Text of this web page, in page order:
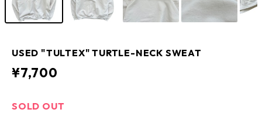
USED "TULTEX" TURTLE-NECK SWEAT
¥7,700
SOLD OUT